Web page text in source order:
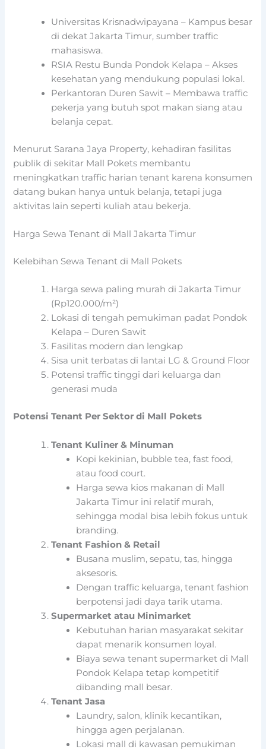
Universitas Krisnadwipayana – Kampus besar
di dekat Jakarta Timur, sumber traffic
mahasiswa.
RSIA Restu Bunda Pondok Kelapa – Akses
kesehatan yang mendukung populasi lokal.
Perkantoran Duren Sawit – Membawa traffic
pekerja yang butuh spot makan siang atau
belanja cepat.
Menurut Sarana Jaya Property, kehadiran fasilitas
publik di sekitar Mall Pokets membantu
meningkatkan traffic harian tenant karena konsumen
datang bukan hanya untuk belanja, tetapi juga
aktivitas lain seperti kuliah atau bekerja.
Harga Sewa Tenant di Mall Jakarta Timur
Kelebihan Sewa Tenant di Mall Pokets
Harga sewa paling murah di Jakarta Timur
(Rp120.000/m²)
Lokasi di tengah pemukiman padat Pondok
Kelapa – Duren Sawit
Fasilitas modern dan lengkap
Sisa unit terbatas di lantai LG & Ground Floor
Potensi traffic tinggi dari keluarga dan
generasi muda
Potensi Tenant Per Sektor di Mall Pokets
Tenant Kuliner & Minuman
Kopi kekinian, bubble tea, fast food,
atau food court.
Harga sewa kios makanan di Mall
Jakarta Timur ini relatif murah,
sehingga modal bisa lebih fokus untuk
branding.
Tenant Fashion & Retail
Busana muslim, sepatu, tas, hingga
aksesoris.
Dengan traffic keluarga, tenant fashion
berpotensi jadi daya tarik utama.
Supermarket atau Minimarket
Kebutuhan harian masyarakat sekitar
dapat menarik konsumen loyal.
Biaya sewa tenant supermarket di Mall
Pondok Kelapa tetap kompetitif
dibanding mall besar.
Tenant Jasa
Laundry, salon, klinik kecantikan,
hingga agen perjalanan.
Lokasi mall di kawasan pemukiman